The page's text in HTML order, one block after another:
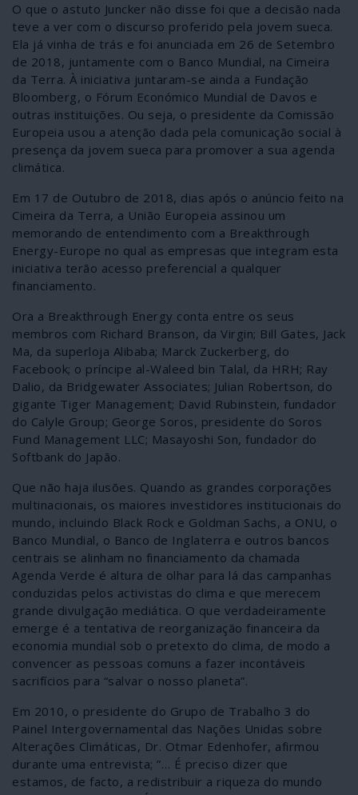
O que o astuto Juncker não disse foi que a decisão nada
teve a ver com o discurso proferido pela jovem sueca.
Ela já vinha de trás e foi anunciada em 26 de Setembro
de 2018, juntamente com o Banco Mundial, na Cimeira
da Terra. À iniciativa juntaram-se ainda a Fundação
Bloomberg, o Fórum Económico Mundial de Davos e
outras instituições. Ou seja, o presidente da Comissão
Europeia usou a atenção dada pela comunicação social à
presença da jovem sueca para promover a sua agenda
climática.
Em 17 de Outubro de 2018, dias após o anúncio feito na
Cimeira da Terra, a União Europeia assinou um
memorando de entendimento com a Breakthrough
Energy-Europe no qual as empresas que integram esta
iniciativa terão acesso preferencial a qualquer
financiamento.
Ora a Breakthrough Energy conta entre os seus
membros com Richard Branson, da Virgin; Bill Gates, Jack
Ma, da superloja Alibaba; Marck Zuckerberg, do
Facebook; o príncipe al-Waleed bin Talal, da HRH; Ray
Dalio, da Bridgewater Associates; Julian Robertson, do
gigante Tiger Management; David Rubinstein, fundador
do Calyle Group; George Soros, presidente do Soros
Fund Management LLC; Masayoshi Son, fundador do
Softbank do Japão.
Que não haja ilusões. Quando as grandes corporações
multinacionais, os maiores investidores institucionais do
mundo, incluindo Black Rock e Goldman Sachs, a ONU, o
Banco Mundial, o Banco de Inglaterra e outros bancos
centrais se alinham no financiamento da chamada
Agenda Verde é altura de olhar para lá das campanhas
conduzidas pelos activistas do clima e que merecem
grande divulgação mediática. O que verdadeiramente
emerge é a tentativa de reorganização financeira da
economia mundial sob o pretexto do clima, de modo a
convencer as pessoas comuns a fazer incontáveis
sacrifícios para “salvar o nosso planeta”.
Em 2010, o presidente do Grupo de Trabalho 3 do
Painel Intergovernamental das Nações Unidas sobre
Alterações Climáticas, Dr. Otmar Edenhofer, afirmou
durante uma entrevista; ”… É preciso dizer que
estamos, de facto, a redistribuir a riqueza do mundo